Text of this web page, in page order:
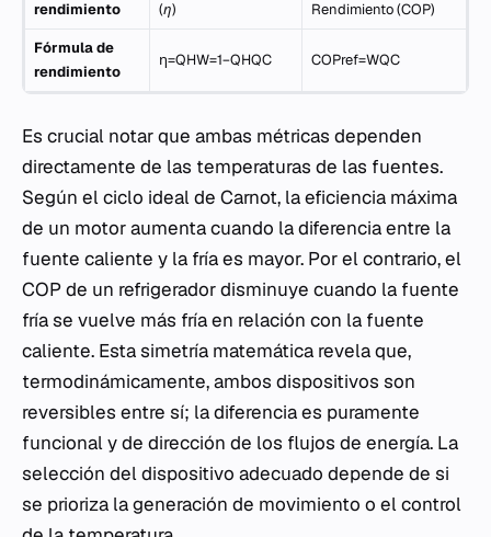
rendimiento
(η)
Rendimiento (COP)
Fórmula de
rendimiento
η=QH​W​=1−QH​QC​​ COPref​=WQC​​
Es crucial notar que ambas métricas dependen
directamente de las temperaturas de las fuentes.
Según el ciclo ideal de Carnot, la eficiencia máxima
de un motor aumenta cuando la diferencia entre la
fuente caliente y la fría es mayor. Por el contrario, el
COP de un refrigerador disminuye cuando la fuente
fría se vuelve más fría en relación con la fuente
caliente. Esta simetría matemática revela que,
termodinámicamente, ambos dispositivos son
reversibles entre sí; la diferencia es puramente
funcional y de dirección de los flujos de energía. La
selección del dispositivo adecuado depende de si
se prioriza la generación de movimiento o el control